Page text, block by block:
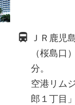
ＪＲ鹿児
（桜島口
分。
空港リム
郎１丁目